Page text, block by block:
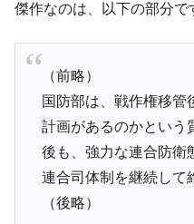
傑作なのは、以下の部分で
（前略）
国防部は、戦作権移管
計画があるのかという
後も、強力な連合防衛
連合司体制を継続して
（後略）